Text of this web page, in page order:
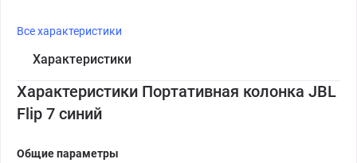
Все характеристики
Характеристики
Характеристики Портативная колонка JBL
Flip 7 синий
Общие параметры